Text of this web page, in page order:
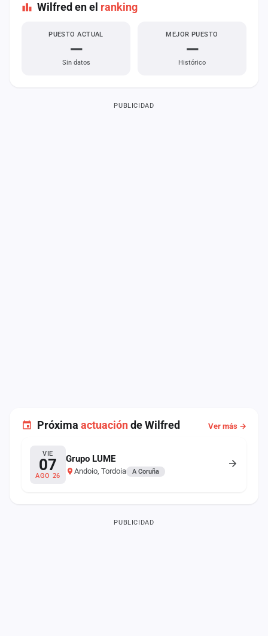
Próxima actuaciónde Wilfred Ver más →
VIE
07
AGO 26
Grupo LUME
Andoio, Tordoia A Coruña
PUBLICIDAD
Wilfred en el ranking
PUESTO ACTUAL
—
Sin datos
MEJOR PUESTO
—
Histórico
PUBLICIDAD